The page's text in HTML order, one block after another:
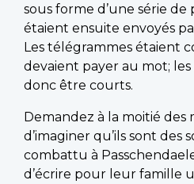
sous forme d’une série
étaient ensuite envoyés
Les télégrammes étaient
devaient payer au mot; les
donc être courts.
Demandez à la moitié
d’imaginer qu’ils sont des
combattu à
d’écrire pour leur famille